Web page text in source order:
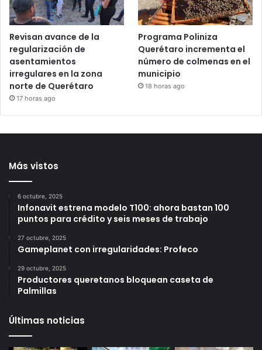
Revisan avance de la
regularización de
asentamientos
irregulares en la zona
norte de Querétaro
17 horas ago
Programa Poliniza
Querétaro incrementa el
número de colmenas en el
municipio
18 horas ago
Más vistos
6 octubre, 2025
Infonavit estrena modelo T100: ahora bastan 100
puntos para crédito y seis meses de trabajo
27 octubre, 2025
Gameplanet con irregularidades: Profeco
29 octubre, 2025
Productores queretanos bloquean caseta de
Palmillas
Últimas noticias